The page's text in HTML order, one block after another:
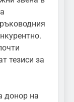
тезиси за
донор на